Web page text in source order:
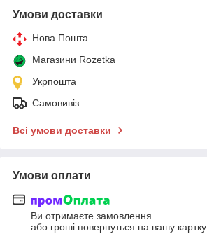
Умови доставки
Нова Пошта
Магазини Rozetka
Укрпошта
Самовивіз
Всі умови доставки
Умови оплати
Ви отримаєте замовлення
або гроші повернуться на вашу картку